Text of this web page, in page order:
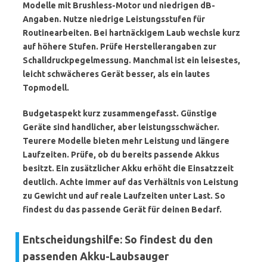
Modelle mit Brushless-Motor und niedrigen dB-
Angaben. Nutze niedrige Leistungsstufen für
Routinearbeiten. Bei hartnäckigem Laub wechsle kurz
auf höhere Stufen. Prüfe Herstellerangaben zur
Schalldruckpegelmessung. Manchmal ist ein leisestes,
leicht schwächeres Gerät besser, als ein lautes
Topmodell.
Budgetaspekt kurz zusammengefasst. Günstige
Geräte sind handlicher, aber leistungsschwächer.
Teurere Modelle bieten mehr Leistung und längere
Laufzeiten. Prüfe, ob du bereits passende Akkus
besitzt. Ein zusätzlicher Akku erhöht die Einsatzzeit
deutlich. Achte immer auf das Verhältnis von Leistung
zu Gewicht und auf reale Laufzeiten unter Last. So
findest du das passende Gerät für deinen Bedarf.
Entscheidungshilfe: So findest du den
passenden Akku-Laubsauger